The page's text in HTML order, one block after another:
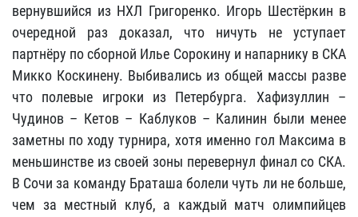
вернувшийся из НХЛ Григоренко. Игорь Шестёркин в
очередной раз доказал, что ничуть не уступает
партнёру по сборной Илье Сорокину и напарнику в СКА
Микко Коскинену. Выбивались из общей массы разве
что полевые игроки из Петербурга. Хафизуллин –
Чудинов – Кетов – Каблуков – Калинин были менее
заметны по ходу турнира, хотя именно гол Максима в
меньшинстве из своей зоны перевернул финал со СКА.
В Сочи за команду Браташа болели чуть ли не больше,
чем за местный клуб, а каждый матч олимпийцев